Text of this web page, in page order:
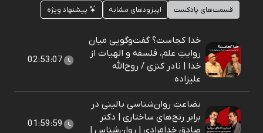
قسمت‌های پادکست اپیزودهای مشابه پیشنهاد ویژه
خدا کجاست؟ گفت‌وگویی میان
روایتِ علم، فلسفه و الهیات از
خدا | نادر کنزی / روح‌الله
علیزاده
02:53:07
بضاعتِ روان‌شناسی بالینی در
برابر رنج‌های ساختاری | دکتر
صادق خدامرادی | روان‌شناس |
01:59:59